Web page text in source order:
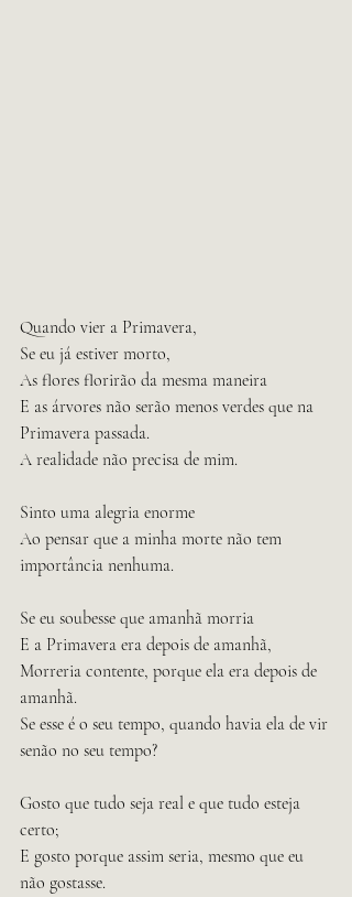
Quando vier a Primavera,
Se eu já estiver morto,
As flores florirão da mesma maneira
E as árvores não serão menos verdes que na
Primavera passada.
A realidade não precisa de mim.
Sinto uma alegria enorme
Ao pensar que a minha morte não tem
importância nenhuma.
Se eu soubesse que amanhã morria
E a Primavera era depois de amanhã,
Morreria contente, porque ela era depois de
amanhã.
Se esse é o seu tempo, quando havia ela de vir
senão no seu tempo?
Gosto que tudo seja real e que tudo esteja
certo;
E gosto porque assim seria, mesmo que eu
não gostasse.